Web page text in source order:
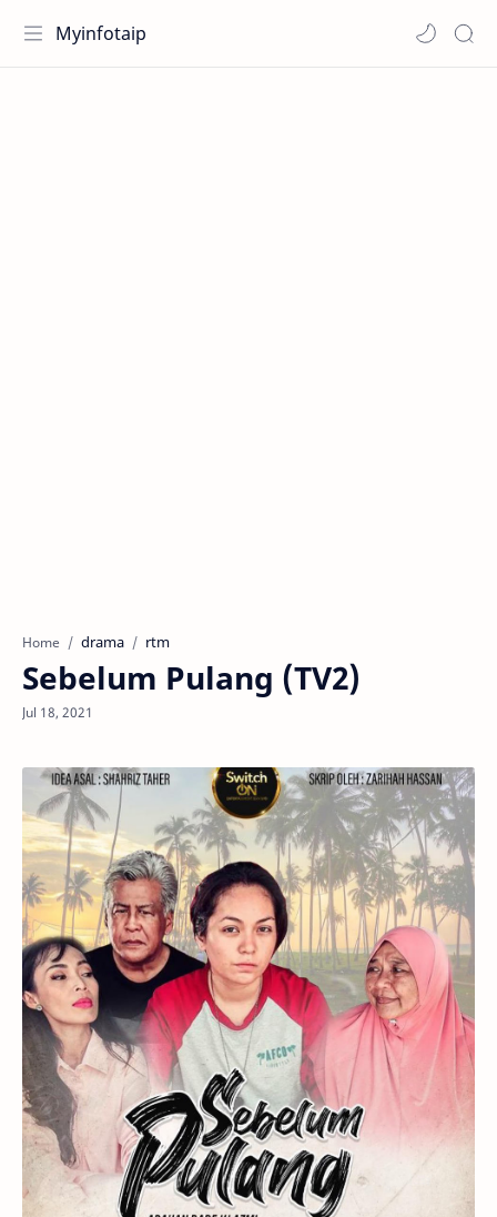
Myinfotaip
Home drama rtm
Sebelum Pulang (TV2)